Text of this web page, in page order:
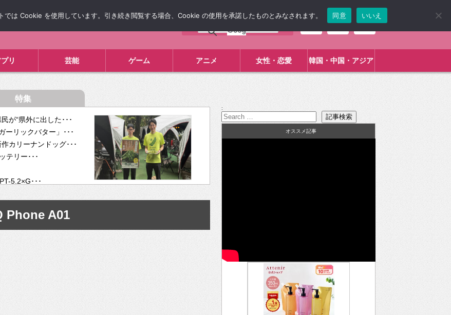
リ 芸能 ゲーム アニメ 女性・恋愛 韓国・中国・アジア
特集
が“県外に出した･･･
ーリックバター」･･･
カリーナンドッグ･･･
テリー･･･
5.2×G･･･
･･･
”自分が今話し･･･
を渡す」 TE･･･
Phone A01
:
オススメ記事
は Cookie を使用しています。引き続き閲覧する場合、Cookie の使用を承諾したものとみなされます。 同意 いいえ